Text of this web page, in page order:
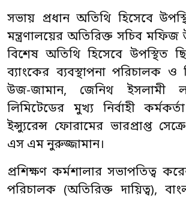
সভায় প্রধান অতিথি হিসেবে
মন্ত্রণালয়ের অতিরিক্ত সচিব মফিজ
বিশেষ অতিথি হিসেবে উপস্থিত
ব্যাংকের ব্যবস্থাপনা পরিচালক
উজ-জামান, জেনিথ ইসলামী
লিমিটেডের মুখ্য নির্বাহী
ইন্স্যুরেন্স ফোরামের ভারপ্রাপ্ত
এস এম নুরুজ্জামান।
প্রশিক্ষণ কর্মশালার সভাপতিত্ব
পরিচালক (অতিরিক্ত দায়িত্ব),